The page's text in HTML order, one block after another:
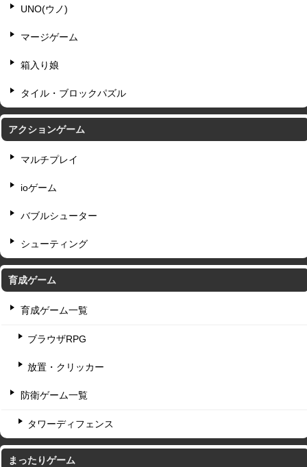
UNO(ウノ)
マージゲーム
箱入り娘
タイル・ブロックパズル
アクションゲーム
マルチプレイ
ioゲーム
バブルシューター
シューティング
育成ゲーム
育成ゲーム一覧
ブラウザRPG
放置・クリッカー
防衛ゲーム一覧
タワーディフェンス
まったりゲーム